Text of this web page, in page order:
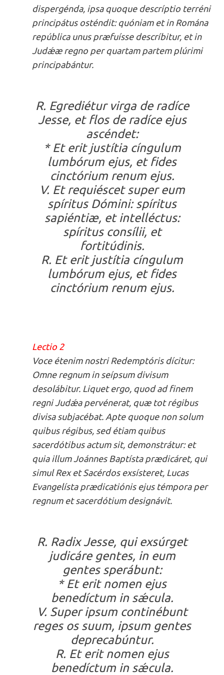
dispergénda, ipsa quoque descríptio terréni
principátus osténdit: quóniam et in Romána
república unus præfuísse descríbitur, et in
Judǽæ regno per quartam partem plúrimi
principabántur.
R. Egrediétur virga de radíce
Jesse, et flos de radíce ejus
ascéndet:
* Et erit justítia cíngulum
lumbórum ejus, et fides
cinctórium renum ejus.
V. Et requiéscet super eum
spíritus Dómini: spíritus
sapiéntiæ, et intelléctus:
spíritus consílii, et
fortitúdinis.
R. Et erit justítia cíngulum
lumbórum ejus, et fides
cinctórium renum ejus.
Lectio 2
Voce étenim nostri Redemptóris dícitur:
Omne regnum in seípsum divisum
desolábitur. Liquet ergo, quod ad finem
regni Judǽa pervénerat, quæ tot régibus
divisa subjacébat. Apte quoque non solum
quibus régibus, sed étiam quibus
sacerdótibus actum sit, demonstrátur: et
quia illum Joánnes Baptísta prædicáret, qui
simul Rex et Sacérdos exsísteret, Lucas
Evangelísta prædicatiónis ejus témpora per
regnum et sacerdótium designávit.
R. Radix Jesse, qui exsúrget
judicáre gentes, in eum
gentes sperábunt:
* Et erit nomen ejus
benedíctum in sǽcula.
V. Super ipsum continébunt
reges os suum, ipsum gentes
deprecabúntur.
R. Et erit nomen ejus
benedíctum in sǽcula.